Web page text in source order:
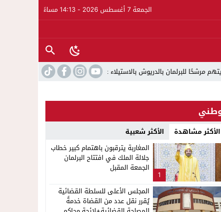
الجمعة 7 أغسطس 2026 - 14:13 مساءً
بالاستيلاء على 22 مليون سنتيم 22:45 جمعية الجالية
الأكثر مشاهدة الأكثر شعبية
1
المغاربة يترقبون باهتمام كبير خطاب
جلالة الملك في افتتاح البرلمان
الجمعة المقبل
المجلس الأعلى للسلطة القضائية
يُقرر نقل عدد من القضاة خدمةً